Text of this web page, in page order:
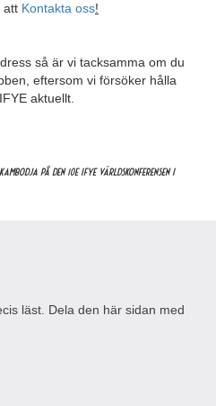
att Kontakta oss!
så är vi tacksamma om du
eftersom vi försöker hålla
aktuellt.
på den 10e IFYE världskonferensen i
läst. Dela den här sidan med